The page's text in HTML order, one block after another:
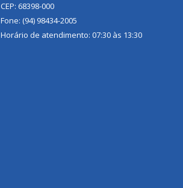
CEP: 68398-000
Fone: (94) 98434-2005
Horário de atendimento: 07:30 às 13:30